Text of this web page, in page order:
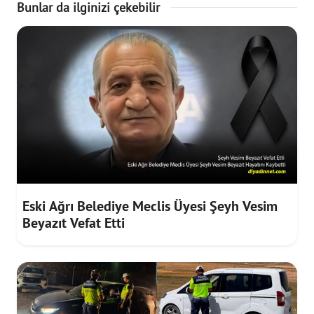
Bunlar da ilginizi çekebilir
Eski Ağrı Belediye Meclis Üyesi Şeyh Vesim
Beyazıt Vefat Etti